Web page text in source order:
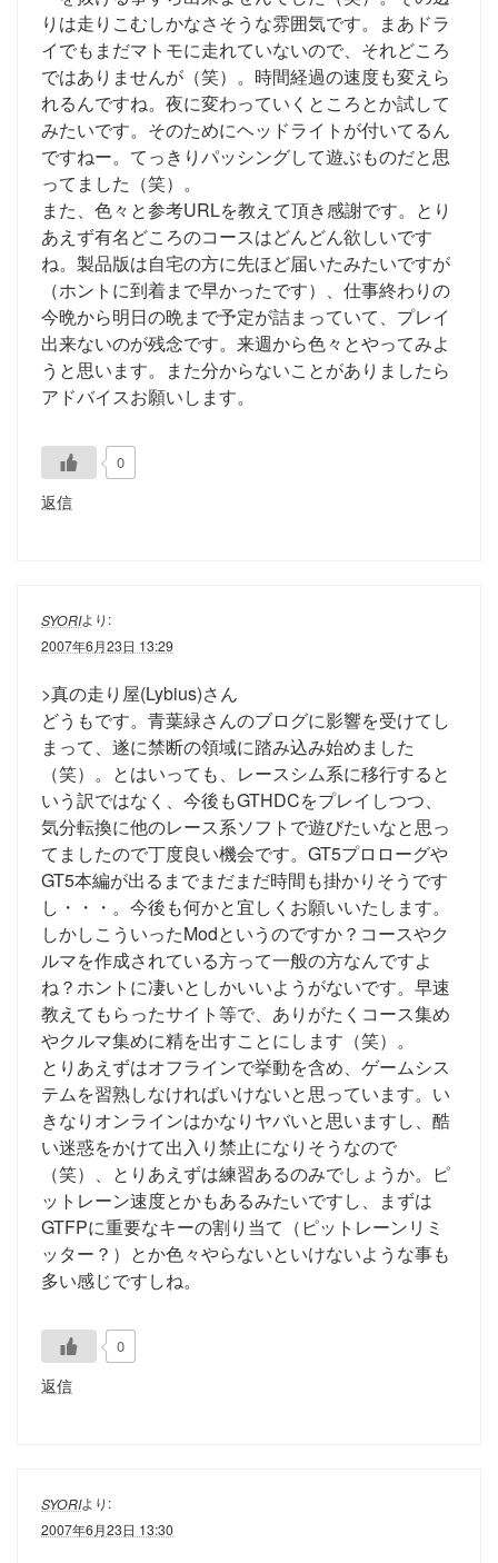
りは走りこむしかなさそうな雰囲気です。まあドラ
イでもまだマトモに走れていないので、それどころ
ではありませんが（笑）。時間経過の速度も変えら
れるんですね。夜に変わっていくところとか試して
みたいです。そのためにヘッドライトが付いてるん
ですねー。てっきりパッシングして遊ぶものだと思
ってました（笑）。
また、色々と参考URLを教えて頂き感謝です。とり
あえず有名どころのコースはどんどん欲しいです
ね。製品版は自宅の方に先ほど届いたみたいですが
（ホントに到着まで早かったです）、仕事終わりの
今晩から明日の晩まで予定が詰まっていて、プレイ
出来ないのが残念です。来週から色々とやってみよ
うと思います。また分からないことがありましたら
アドバイスお願いします。
0
返信
SYORIより:
2007年6月23日 13:29
>真の走り屋(Lybius)さん
どうもです。青葉緑さんのブログに影響を受けてし
まって、遂に禁断の領域に踏み込み始めました
（笑）。とはいっても、レースシム系に移行すると
いう訳ではなく、今後もGTHDCをプレイしつつ、
気分転換に他のレース系ソフトで遊びたいなと思っ
てましたので丁度良い機会です。GT5プロローグや
GT5本編が出るまでまだまだ時間も掛かりそうです
し・・・。今後も何かと宜しくお願いいたします。
しかしこういったModというのですか？コースやク
ルマを作成されている方って一般の方なんですよ
ね？ホントに凄いとしかいいようがないです。早速
教えてもらったサイト等で、ありがたくコース集め
やクルマ集めに精を出すことにします（笑）。
とりあえずはオフラインで挙動を含め、ゲームシス
テムを習熟しなければいけないと思っています。い
きなりオンラインはかなりヤバいと思いますし、酷
い迷惑をかけて出入り禁止になりそうなので
（笑）、とりあえずは練習あるのみでしょうか。ピ
ットレーン速度とかもあるみたいですし、まずは
GTFPに重要なキーの割り当て（ピットレーンリミ
ッター？）とか色々やらないといけないような事も
多い感じですしね。
0
返信
SYORIより:
2007年6月23日 13:30